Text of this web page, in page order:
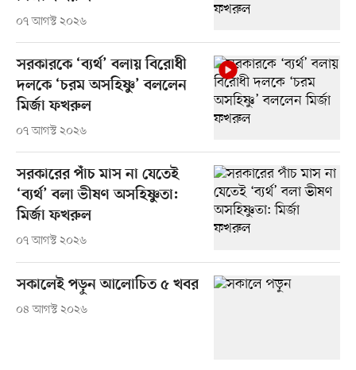
০৭ আগস্ট ২০২৬
সরকারকে ‘ব্যর্থ’ বলায় বিরোধী
দলকে ‘চরম অসহিষ্ণু’ বললেন
মির্জা ফখরুল
০৭ আগস্ট ২০২৬
সরকারের পাঁচ মাস না যেতেই
‘ব্যর্থ’ বলা ভীষণ অসহিষ্ণুতা:
মির্জা ফখরুল
০৭ আগস্ট ২০২৬
সকালেই পড়ুন আলোচিত ৫ খবর
০৪ আগস্ট ২০২৬